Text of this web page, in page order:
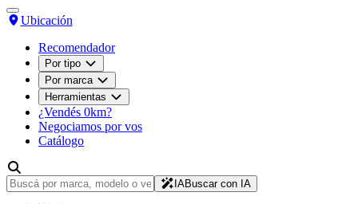
Ubicación
Recomendador
Por tipo
Por marca
Herramientas
¿Vendés 0km?
Negociamos por vos
Catálogo
IABuscar con IA